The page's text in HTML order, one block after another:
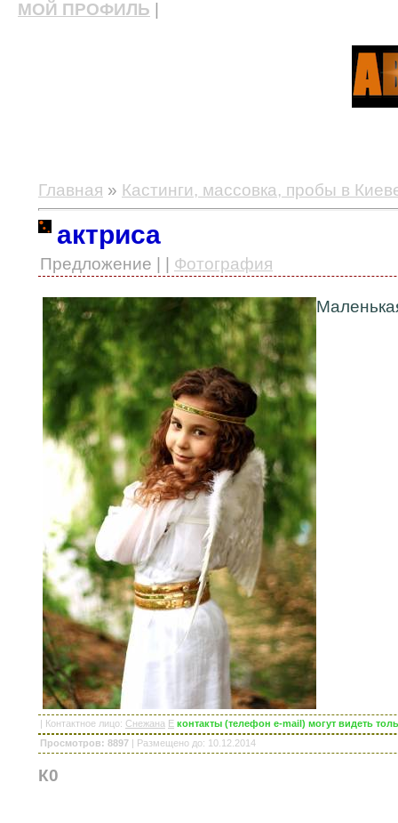
МОЙ ПРОФИЛЬ
Главная » Кастинги, массовка, пробы в
актриса
Предложение | | Фотография
| Контактное лицо: Снежана E контакты (телефон e-mail) могут видеть
Просмотров: 8897 | Размещено до: 10.12.2014
К0